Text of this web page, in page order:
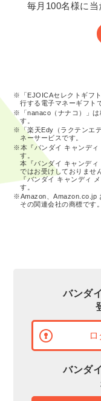
毎月100名様に
※「EJOICAセレクトギフ
行する電子マネーギフト
※「nanaco（ナナコ）」は
す。
※「楽天Edy（ラクテンエ
ネーサービスです。
※本『バンダイ キャンディ
す。
本『バンダイ キャンデ
ではお受けしておりませ
『バンダイ キャンディ
す。
※Amazon、Amazon.co.jp
その関連会社の商標です。
バンダ
バンダ